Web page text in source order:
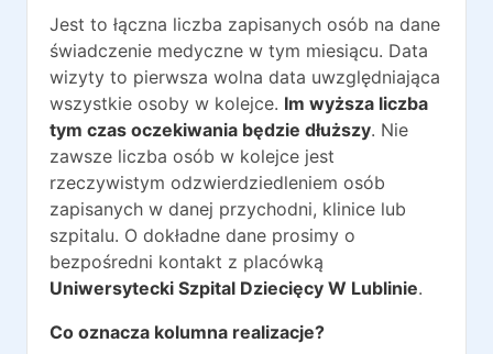
Jest to łączna liczba zapisanych osób na dane
świadczenie medyczne w tym miesiącu. Data
wizyty to pierwsza wolna data uwzględniająca
wszystkie osoby w kolejce. Im wyższa liczba
tym czas oczekiwania będzie dłuższy. Nie
zawsze liczba osób w kolejce jest
rzeczywistym odzwierdziedleniem osób
zapisanych w danej przychodni, klinice lub
szpitalu. O dokładne dane prosimy o
bezpośredni kontakt z placówką
Uniwersytecki Szpital Dziecięcy W Lublinie.
Co oznacza kolumna realizacje?